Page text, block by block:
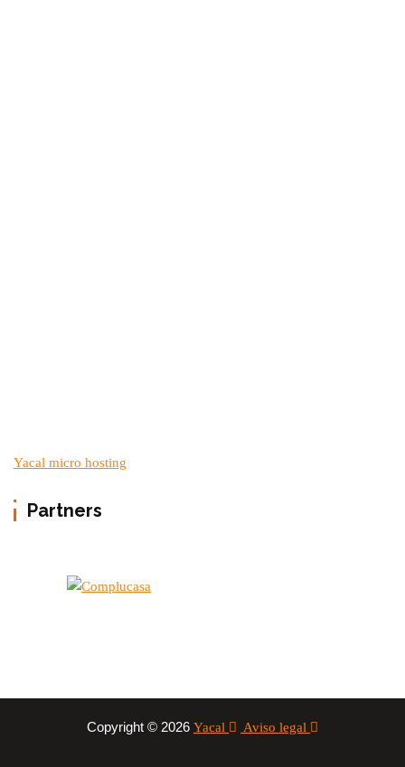
Yacal micro hosting
Partners
Copyright © 2026 Yacal Aviso legal